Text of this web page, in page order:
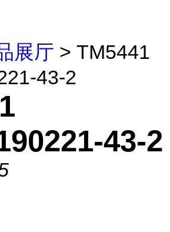
展厅 > TM5441
43-2
43-2